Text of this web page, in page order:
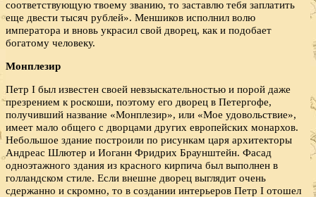
соответствующую твоему званию, то заставлю тебя заплатить
еще двести тысяч рублей». Меншиков исполнил волю
императора и вновь украсил свой дворец, как и подобает
богатому человеку.
Монплезир
Петр I был известен своей невзыскательностью и порой даже
презрением к роскоши, поэтому его дворец в Петергофе,
получивший название «Монплезир», или «Мое удовольствие»,
имеет мало общего с дворцами других европейских монархов.
Небольшое здание построили по рисункам царя архитекторы
Андреас Шлютер и Иоганн Фридрих Браунштейн. Фасад
одноэтажного здания из красного кирпича был выполнен в
голландском стиле. Если внешне дворец выглядит очень
сдержанно и скромно, то в создании интерьеров Петр I отошел